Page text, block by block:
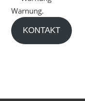
Warnung.
KONTAKT